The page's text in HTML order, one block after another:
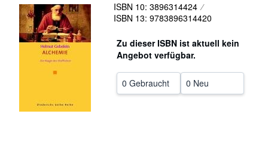
Kunst & Sammlerstücke
Verkäufer
Verkäufer werden
SCHLIESSEN
ISBN 10: 3896314424
ISBN 13: 9783896314420
Zu dieser ISBN ist aktuell kein
Angebot verfügbar.
0 Gebraucht 0 Neu